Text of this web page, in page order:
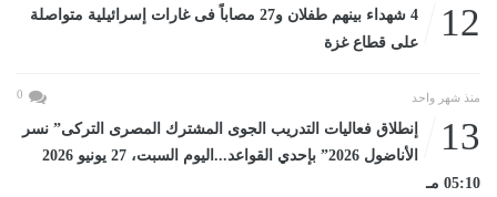
12
4 شهداء بينهم طفلان و27 مصاباً فى غارات إسرائيلية متواصلة
على قطاع غزة
منذ شهر واحد 0
13
إنطلاق فعاليات التدريب الجوى المشترك المصرى التركى” نسر
الأناضول 2026” بإحدي القواعد...اليوم السبت، 27 يونيو 2026
05:10 مـ